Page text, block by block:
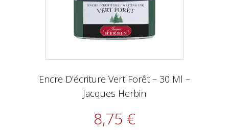
Encre D’écriture Vert Forêt – 30 Ml –
Jacques Herbin
8,75 €